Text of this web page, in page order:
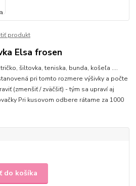
produkt
Elsa frosen
šiltovka, teniska, bunda, košeľa ....
pri tomto rozmere výšivky a počte
(zmenšiť / zväčšiť) - tým sa upraví aj
Pri kusovom odbere rátame za 1000
do košíka